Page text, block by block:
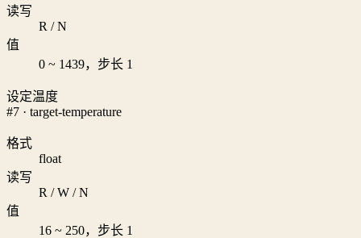
读写
R / N
值
0 ~ 1439，步长 1
设定温度
#7 · target-temperature
格式
float
读写
R / W / N
值
16 ~ 250，步长 1